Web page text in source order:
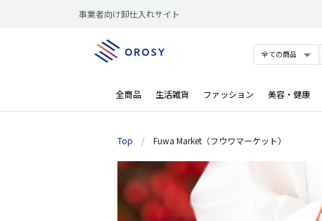
事業者向け卸仕入れサイト
全商品 生活雑貨 ファッション 美容・健康
Top / Fuwa Market（フウワマーケット）